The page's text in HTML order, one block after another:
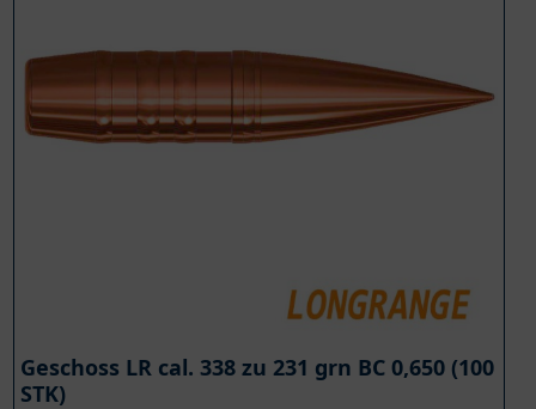
Geschoss LR cal. 338 zu 231 grn BC 0,650 (100
STK)